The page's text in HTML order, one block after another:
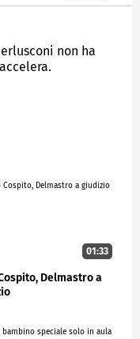
non ha
01:33
Delmastro a